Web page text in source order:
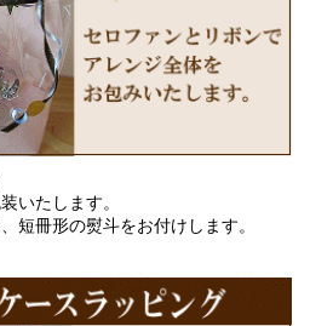
いたします。
短冊形の熨斗をお付けします。